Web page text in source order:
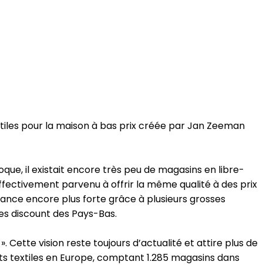
pour la maison à bas prix créée par Jan Zeeman
il existait encore très peu de magasins en libre-
parvenu à offrir la même qualité à des prix
encore plus forte grâce à plusieurs grosses
discount des Pays-Bas.
Cette vision reste toujours d’actualité et attire plus de
textiles en Europe, comptant 1.285 magasins dans